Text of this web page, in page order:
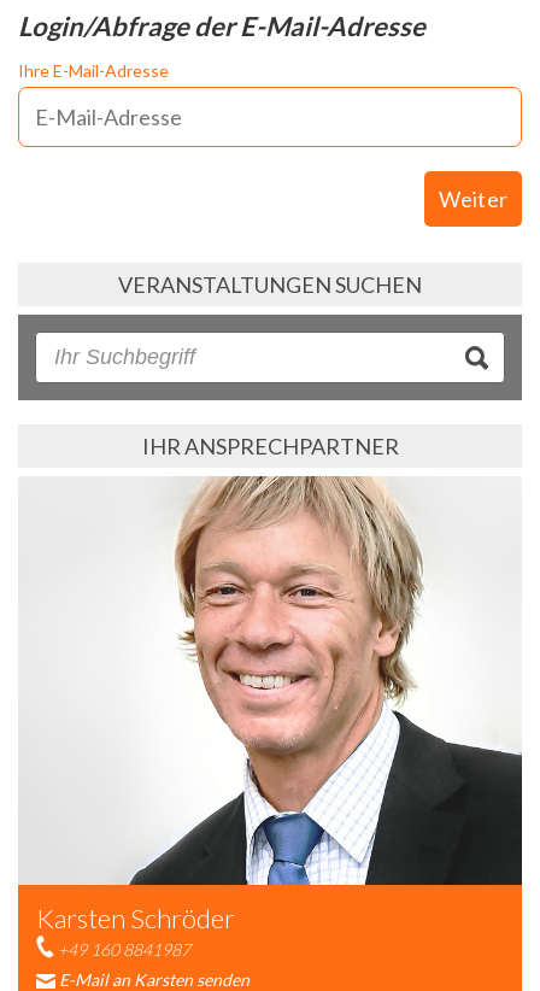
Login/Abfrage der E-Mail-Adresse
Ihre E-Mail-Adresse
Weiter
VERANSTALTUNGEN SUCHEN
IHR ANSPRECHPARTNER
Karsten Schröder
+49 160 8841987
E-Mail an Karsten senden